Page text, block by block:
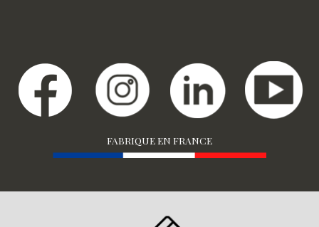
FABRIQUE EN FRANCE